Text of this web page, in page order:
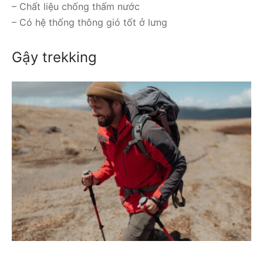
– Chất liệu chống thấm nước
– Có hệ thống thông gió tốt ở lưng
Gậy trekking